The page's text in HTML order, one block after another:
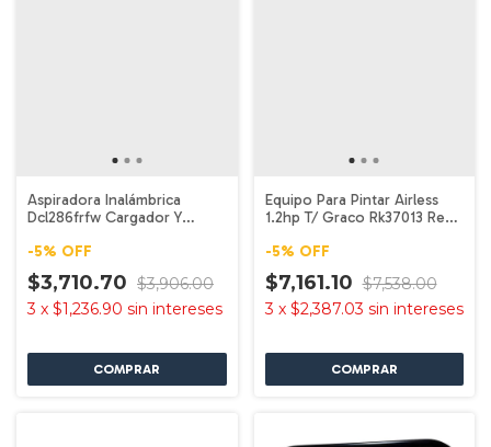
Aspiradora Inalámbrica
Dcl286frfw Cargador Y
-5% OFF
$3,710.70 $3,906.00
3 x $1,236.90 sin intereses
Equipo Para Pintar Airless
1.2hp T/ Graco Rk37013 Redy
-5% OFF
$7,161.10 $7,538.00
3 x $2,387.03 sin intereses